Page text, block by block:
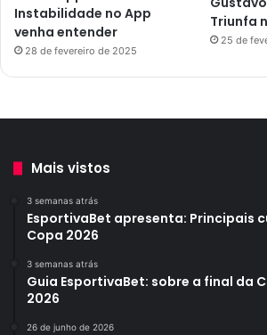
Instabilidade no App
venha entender
28 de fevereiro de 2025
Triunfa
25 de
Mais vistos
3 semanas atrás
EsportivaBet apresenta: Principais
Copa 2026
3 semanas atrás
Guia EsportivaBet: sobre a final da
2026
26 de junho de 2026